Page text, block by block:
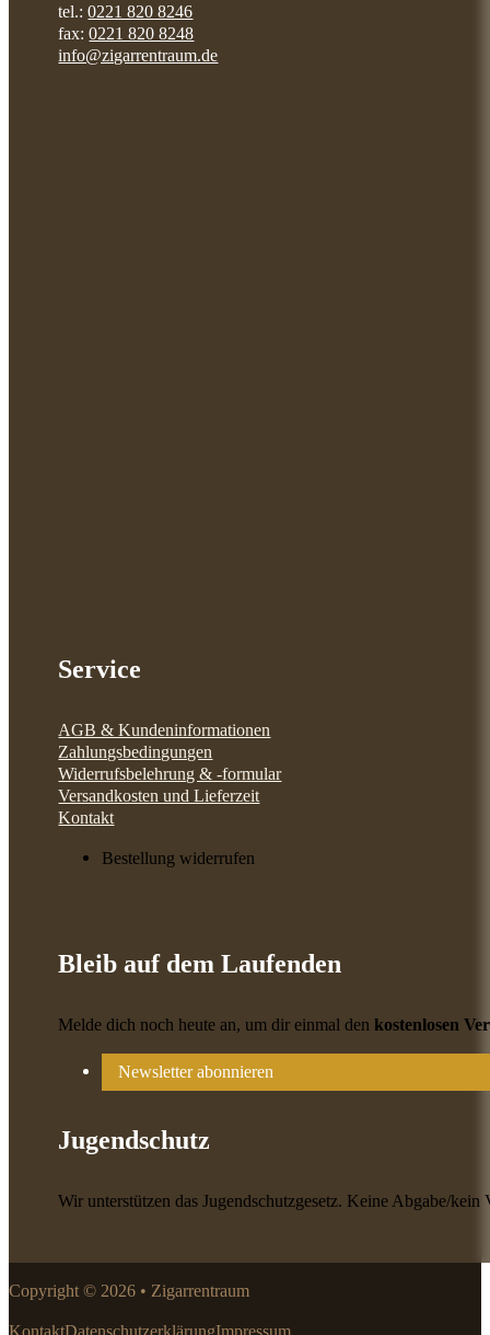
tel.:0221 820 8246
fax:0221 820 8248
info@zigarrentraum.de
Service
AGB & Kundeninformationen
Zahlungsbedingungen
Widerrufsbelehrung & -formular
Versandkosten und Lieferzeit
Kontakt
Bestellung widerrufen
Bleib auf dem Laufenden
Melde dich noch heute an, um dir einmal denkostenlosen
Newsletter abonnieren
Jugendschutz
Wir unterstützen das Jugendschutzgesetz. Keine Abgabe/
Copyright © 2026 • Zigarrentraum